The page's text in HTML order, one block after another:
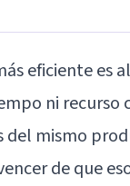
eficiente es
ni recurso
del mismo
de que